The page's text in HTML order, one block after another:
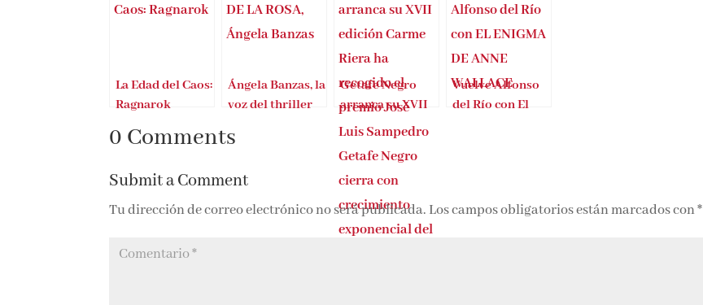
La Edad del Caos:
Ragnarok
Ángela Banzas, la
voz del thriller
Getafe Negro
arranca su XVII
edición con la
mirada puesta en
China
Vuelve Alfonso
del Río con El
0 Comments
Submit a Comment
Tu dirección de correo electrónico no será publicada. Los campos obligatorios están marcados con*